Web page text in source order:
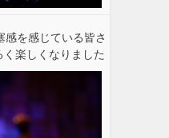
を感じている皆さ
楽しくなりました